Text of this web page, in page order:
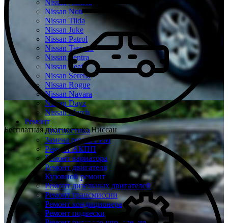
Nissan Almera
Nissan Note
Nissan Tiida
Nissan Juke
Nissan Patrol
Nissan Terrano
Nissan Sentra
Nissan Leaf
Nissan Serena
Nissan Rogue
Nissan Navara
Nissan Dayz
Nissan March
Ремонт
Диагностика
Замена ремня ГРМ
Ремонт АКПП
Ремонт вариатора
Ремонт двигателя
Кузовной ремонт
Ремонт дизельных двигателей
Ремонт трансмиссии
Ремонт кондиционера
Ремонт подвески
Бесплатная диагностика Ниссан